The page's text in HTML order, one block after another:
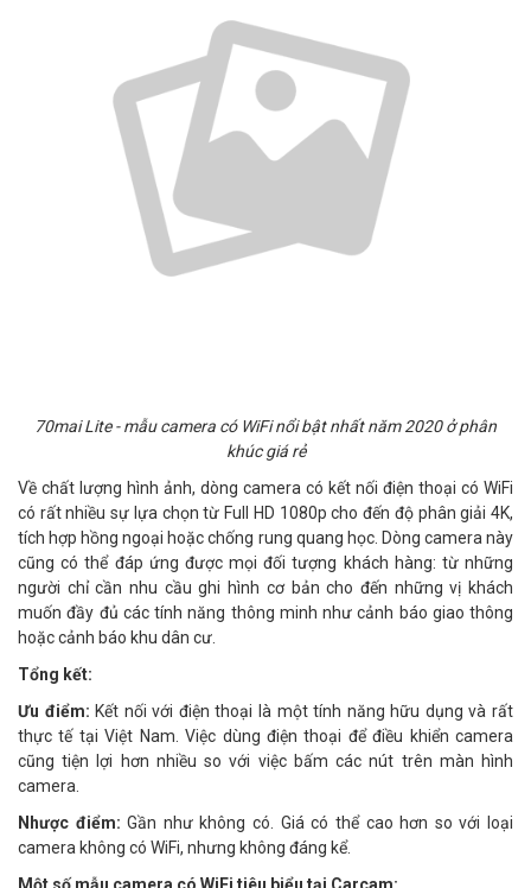
70mai Lite - mẫu camera có WiFi nổi bật nhất năm 2020 ở phân
khúc giá rẻ
Về chất lượng hình ảnh, dòng camera có kết nối điện thoại có WiFi
có rất nhiều sự lựa chọn từ Full HD 1080p cho đến độ phân giải 4K,
tích hợp hồng ngoại hoặc chống rung quang học. Dòng camera này
cũng có thể đáp ứng được mọi đối tượng khách hàng: từ những
người chỉ cần nhu cầu ghi hình cơ bản cho đến những vị khách
muốn đầy đủ các tính năng thông minh như cảnh báo giao thông
hoặc cảnh báo khu dân cư.
Tổng kết:
Ưu điểm: Kết nối với điện thoại là một tính năng hữu dụng và rất
thực tế tại Việt Nam. Việc dùng điện thoại để điều khiển camera
cũng tiện lợi hơn nhiều so với việc bấm các nút trên màn hình
camera.
Nhược điểm: Gần như không có. Giá có thể cao hơn so với loại
camera không có WiFi, nhưng không đáng kể.
Một số mẫu camera có WiFi tiêu biểu tại Carcam: